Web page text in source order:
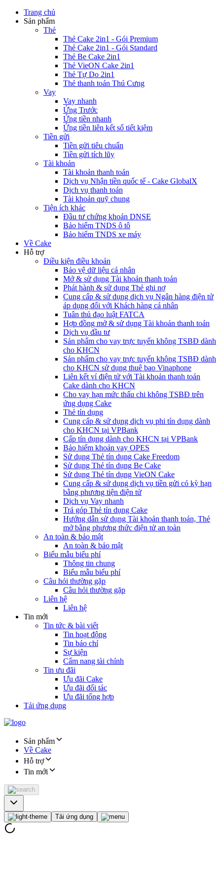
Trang chủ
Sản phẩm
Thẻ
Thẻ Cake 2in1 - Gói Premium
Thẻ Cake 2in1 - Gói Standard
Thẻ Be Cake 2in1
Thẻ VieON Cake 2in1
Thẻ Tự Do 2in1
Thẻ thanh toán Thú Cưng
Vay
Vay nhanh
Ứng Trước
Ứng tiền nhanh
Ứng tiền liên kết sổ tiết kiệm
Tiền gửi
Tiền gửi tiêu chuẩn
Tiền gửi tích lũy
Tài khoản
Tài khoản thanh toán
Dịch vụ Nhận tiền quốc tế - Cake GlobalX
Dịch vụ thanh toán
Tài khoản quỹ chung
Tiện ích khác
Đầu tư chứng khoán DNSE
Bảo hiểm TNDS ô tô
Bảo hiểm TNDS xe máy
Về Cake
Hỗ trợ
Điều kiện điều khoản
Bảo vệ dữ liệu cá nhân
Mở & sử dụng Tài khoản thanh toán
Phát hành & sử dụng Thẻ ghi nợ
Cung cấp & sử dụng dịch vụ Ngân hàng điện tử
áp dụng đối với Khách hàng cá nhân
Tuân thủ đạo luật FATCA
Hợp đồng mở & sử dụng Tài khoản thanh toán
Dịch vụ đầu tư
Sản phẩm cho vay trực tuyến không TSBĐ dành
cho KHCN
Sản phẩm cho vay trực tuyến không TSBĐ dành
cho KHCN sử dụng thuê bao Vinaphone
Liên kết ví điện tử với Tài khoản thanh toán
Cake dành cho KHCN
Cho vay hạn mức thấu chi không TSBĐ trên
ứng dụng Cake
Thẻ tín dụng
Cung cấp & sử dụng dịch vụ phi tín dụng dành
cho KHCN tại VPBank
Cấp tín dụng dành cho KHCN tại VPBank
Bảo hiểm khoản vay OPES
Sử dụng Thẻ tín dụng Cake Freedom
Sử dụng Thẻ tín dụng Be Cake
Sử dụng Thẻ tín dụng VieON Cake
Cung cấp & sử dụng dịch vụ tiền gửi có kỳ hạn
bằng phương tiện điện tử
Dịch vụ Vay nhanh
Trả góp Thẻ tín dụng Cake
Hướng dẫn sử dụng Tài khoản thanh toán, Thẻ
mở bằng phương thức điện tử an toàn
An toàn & bảo mật
An toàn & bảo mật
Biểu mẫu biểu phí
Thông tin chung
Biểu mẫu biểu phí
Câu hỏi thường gặp
Câu hỏi thường gặp
Liên hệ
Liên hệ
Tin mới
Tin tức & bài viết
Tin hoạt động
Tin báo chí
Sự kiện
Cẩm nang tài chính
Tin ưu đãi
Ưu đãi Cake
Ưu đãi đối tác
Ưu đãi tổng hợp
Tải ứng dụng
Sản phẩm
Về Cake
Hỗ trợ
Tin mới
Tải ứng dụng